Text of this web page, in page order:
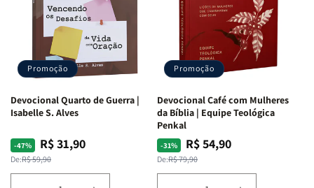
Promoção
Devocional Quarto de Guerra |
Isabelle S. Alves
-47%
Preço
normal
De:R$ 59,90
Preço
promocional
R$ 31,90
Promoção
Devocional Café com Mulheres
da Bíblia | Equipe Teológica
Penkal
-31%
Preço
normal
De:R$ 79,90
Preço
promocional
R$ 54,90